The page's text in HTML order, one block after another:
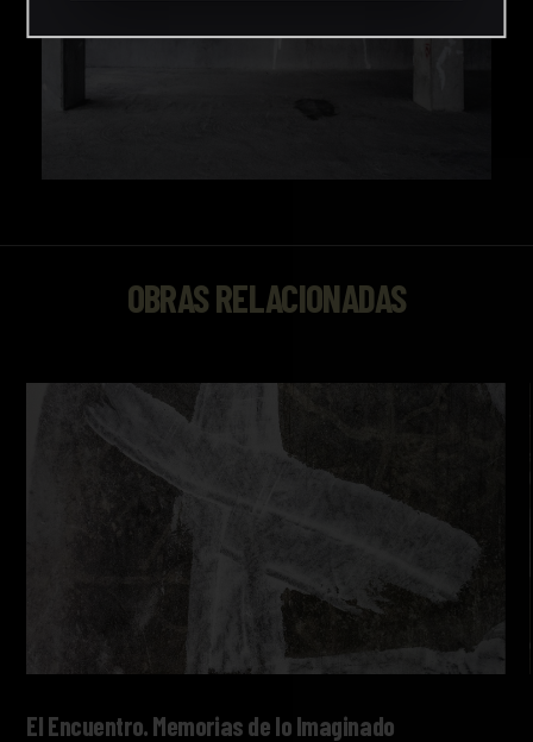
OBRAS RELACIONADAS
El Encuentro. Memorias de lo Imaginado